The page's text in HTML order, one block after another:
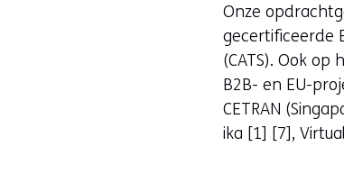
Onze
gecertificeerde
(CATS). Ook
B2B- en EU-
CETRAN
ika [1] [7],